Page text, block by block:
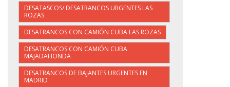
DESATASCOS/ DESATRANCOS URGENTES LAS
ROZAS
DESATRANCOS CON CAMIÓN CUBA LAS ROZAS
DESATRANCOS CON CAMIÓN CUBA
MAJADAHONDA
DESATRANCOS DE BAJANTES URGENTES EN
MADRID